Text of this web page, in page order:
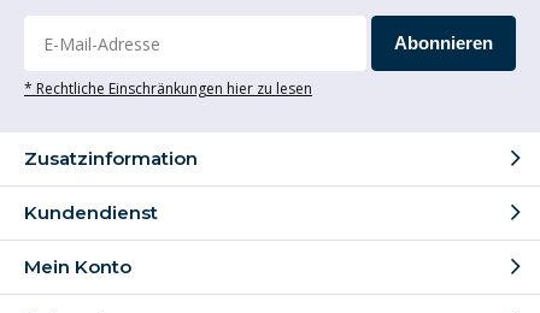
Abonnieren
* Rechtliche Einschränkungen hier zu lesen
Zusatzinformation
Kundendienst
Mein Konto